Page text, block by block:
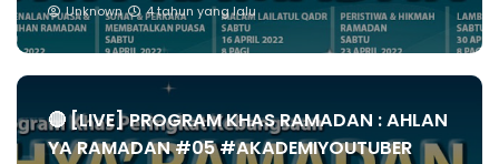
Unknown 4 tahun yang lalu
🔴 [LIVE] PROGRAM KHAS RAMADAN : AHLAN
YA RAMADAN #05 #AKADEMIYOUTUBER